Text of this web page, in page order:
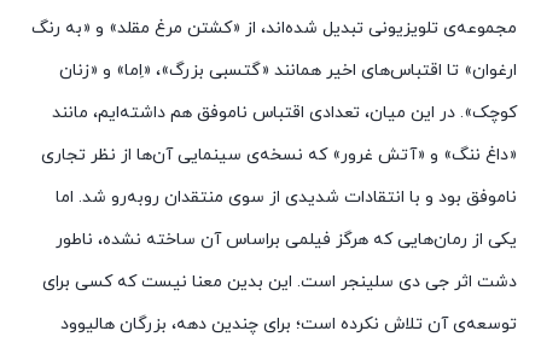
مجموعه‌ی تلویزیونی تبدیل شده‌اند، از «کشتن مرغ مقلد» و «به رنگ
ارغوان» تا اقتباس‌های اخیر همانند «گتسبی بزرگ»، «اِما» و «زنان
کوچک». در این میان، تعدادی اقتباس ناموفق هم داشته‌ایم، مانند
«داغ ننگ» و «آتش غرور» که نسخه‌ی سینمایی آن‌ها از نظر تجاری
ناموفق بود و با انتقادات شدیدی از سوی منتقدان روبه‌رو شد. اما
یکی از رمان‌هایی که هرگز فیلمی براساس آن ساخته نشده، ناطور
دشت اثر جی دی سلینجر است. این بدین معنا نیست که کسی برای
توسعه‌ی آن تلاش نکرده است؛ برای چندین دهه، بزرگان هالیوود